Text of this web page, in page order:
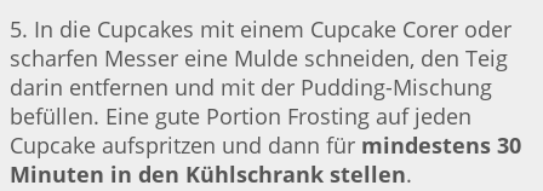
5. In die Cupcakes mit einem Cupcake Corer oder
scharfen Messer eine Mulde schneiden, den Teig
darin entfernen und mit der Pudding-Mischung
befüllen. Eine gute Portion Frosting auf jeden
Cupcake aufspritzen und dann für mindestens 30
Minuten in den Kühlschrank stellen.